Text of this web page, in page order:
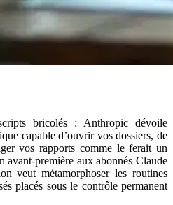
bricolés : Anthropic dévoile
capable d’ouvrir vos dossiers, de
vos rapports comme le ferait un
avant-première aux abonnés Claude
veut métamorphoser les routines
placés sous le contrôle permanent